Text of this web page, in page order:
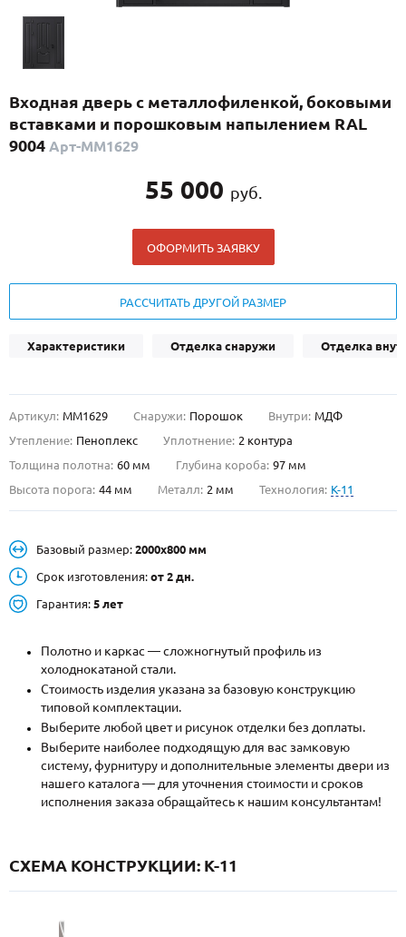
С реечным дизайном(29)
ПО НАЗНАЧЕНИЮ
ПО КОНСТРУКЦИИ
О НАС
Металлические двери от производителя с доставкой и установкой в
Москве и МО
НАЙТИ:
+7 (495) 411-44-41
INFO@META-M.RU
ЗАПРОСИТЬ РАСЧЕТ
Каталог Распродажа Как купить
Записаться на замер
Входная дверь с металлофиленкой, боковыми
вставками и порошковым напылением RAL
9004 Арт-ММ1629
55 000 руб.
ОФОРМИТЬ ЗАЯВКУ
РАССЧИТАТЬ ДРУГОЙ РАЗМЕР
Характеристики Отделка снаружи Отделка
Артикул: ММ1629 Снаружи: Порошок Внутри: МДФ
Утепление: Пеноплекс Уплотнение: 2 контура
Толщина полотна: 60 мм Глубина короба: 97 мм
Высота порога: 44 мм Металл: 2 мм Технология: K-11
Базовый размер: 2000х800 мм
Срок изготовления: от 2 дн.
Гарантия: 5 лет
Полотно и каркас — сложногнутый профиль из
холоднокатаной стали.
Стоимость изделия указана за базовую конструкцию
типовой комплектации.
Выберите любой цвет и рисунок отделки без доплаты.
Выберите наиболее подходящую для вас замковую
систему, фурнитуру и дополнительные элементы двери из
нашего каталога — для уточнения стоимости и сроков
исполнения заказа обращайтесь к нашим консультантам!
СХЕМА КОНСТРУКЦИИ: K-11